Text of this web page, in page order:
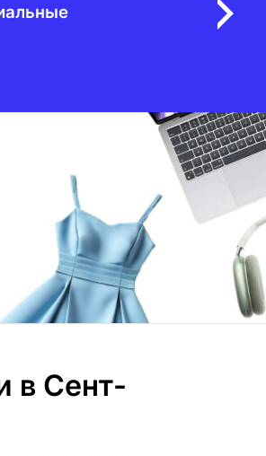
в Сент-